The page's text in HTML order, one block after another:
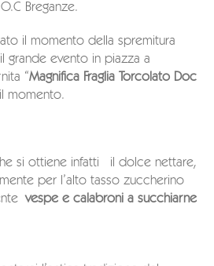
Breganze.
il momento della spremitura
grande evento in piazza a
“Magnifica Fraglia Torcolato Doc
momento.
si ottiene infatti il dolce nettare,
per l’alto tasso zuccherino
vespe e calabroni a succhiarne